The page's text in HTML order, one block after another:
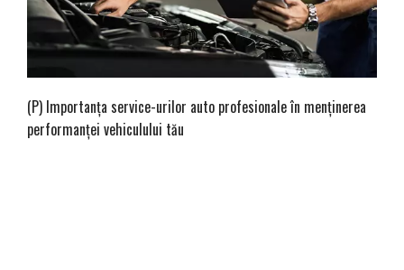
(P) Importanța service-urilor auto profesionale în menținerea
performanței vehiculului tău